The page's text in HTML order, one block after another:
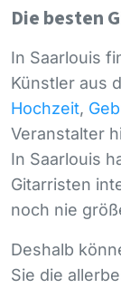
Die besten
In Saarlouis
Künstler aus
Hochzeit,
Veranstalter
In Saarlouis
Gitarristen
noch nie
Deshalb
Sie die